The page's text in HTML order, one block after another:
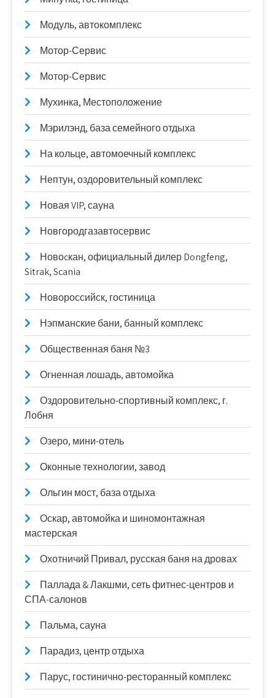
Модуль, автокомплекс
Мотор-Сервис
Мотор-Сервис
Мухинка, Местоположение
Мэрилэнд, база семейного отдыха
На кольце, автомоечный комплекс
Нептун, оздоровительный комплекс
Новая VIP, сауна
Новгородгазавтосервис
Новоcкан, официальный дилер Dongfeng,
Sitrak, Scania
Новороссийск, гостиница
Нэпманские бани, банный комплекс
Общественная баня №3
Огненная лошадь, автомойка
Оздоровительно-спортивный комплекс, г.
Лобня
Озеро, мини-отель
Оконные технологии, завод
Ольгин мост, база отдыха
Оскар, автомойка и шиномонтажная
мастерская
Охотничий Привал, русская баня на дровах
Паллада & Лакшми, сеть фитнес-центров и
СПА-салонов
Пальма, сауна
Парадиз, центр отдыха
Парус, гостинично-ресторанный комплекс